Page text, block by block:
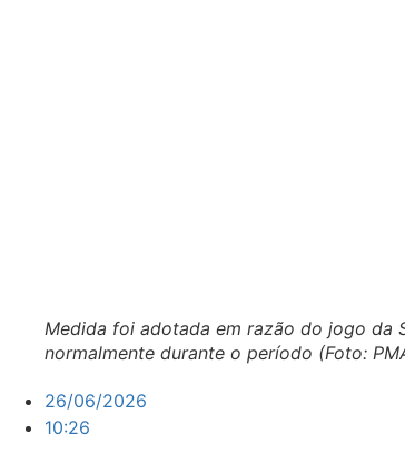
Medida foi adotada em razão do jogo da
normalmente durante o período (Foto:
26/06/2026
10:26